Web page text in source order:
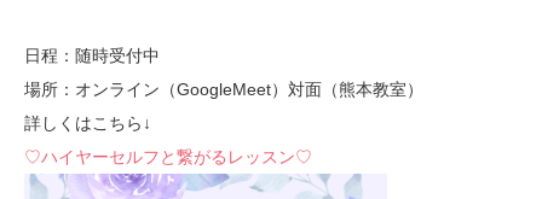
日程：随時受付中
場所：オンライン（GoogleMeet）対面（熊本教室）
詳しくはこちら↓
♡ハイヤーセルフと繋がるレッスン♡